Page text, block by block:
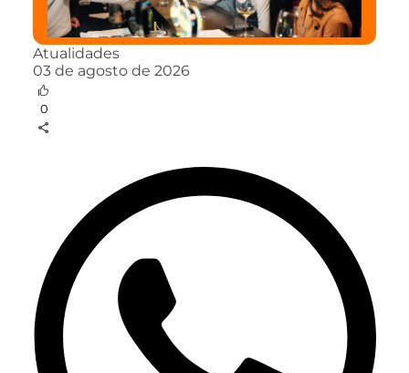
Atualidades
03 de agosto de 2026
0